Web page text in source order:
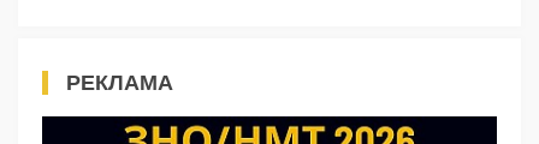
РЕКЛАМА